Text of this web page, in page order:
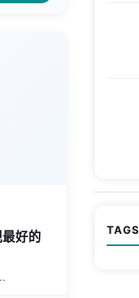
好的
TAGS